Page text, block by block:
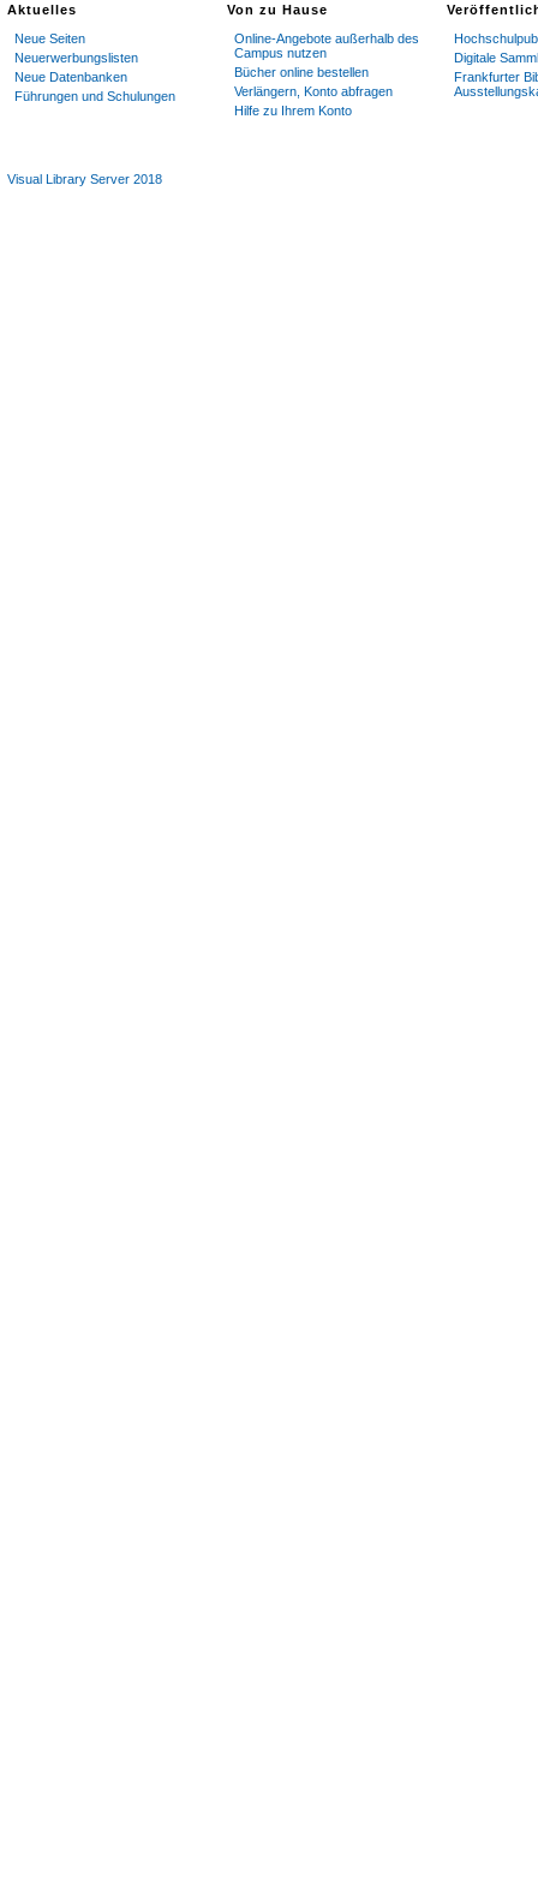
Aktuelles
Neue Seiten
Neuerwerbungslisten
Neue Datenbanken
Führungen und Schulungen
Von zu Hause
Online-Angebote außerhalb des
Campus nutzen
Bücher online bestellen
Verlängern, Konto abfragen
Hilfe zu Ihrem Konto
Digitale
Frankfurter
Visual Library Server 2018